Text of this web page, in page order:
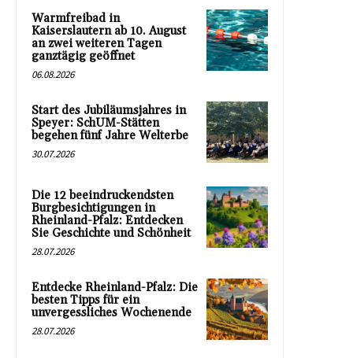
Warmfreibad in
Kaiserslautern ab 10. August
an zwei weiteren Tagen
ganztägig geöffnet
06.08.2026
Start des Jubiläumsjahres in
Speyer: SchUM-Stätten
begehen fünf Jahre Welterbe
30.07.2026
Die 12 beeindruckendsten
Burgbesichtigungen in
Rheinland-Pfalz: Entdecken
Sie Geschichte und Schönheit
28.07.2026
Entdecke Rheinland-Pfalz: Die
besten Tipps für ein
unvergessliches Wochenende
28.07.2026